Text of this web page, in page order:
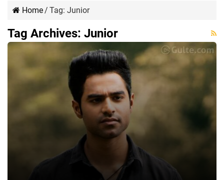
Home/ Tag: Junior
Tag Archives: Junior